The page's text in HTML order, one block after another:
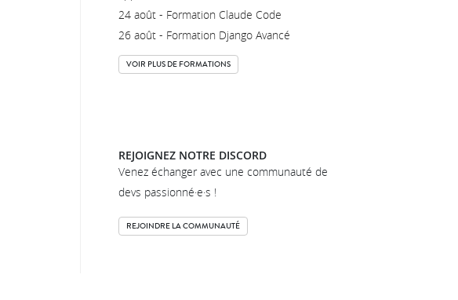
24 août - Formation Claude Code
26 août - Formation Django Avancé
VOIR PLUS DE FORMATIONS
REJOIGNEZ NOTRE DISCORD
Venez échanger avec une communauté de
devs passionné·e·s !
REJOINDRE LA COMMUNAUTÉ